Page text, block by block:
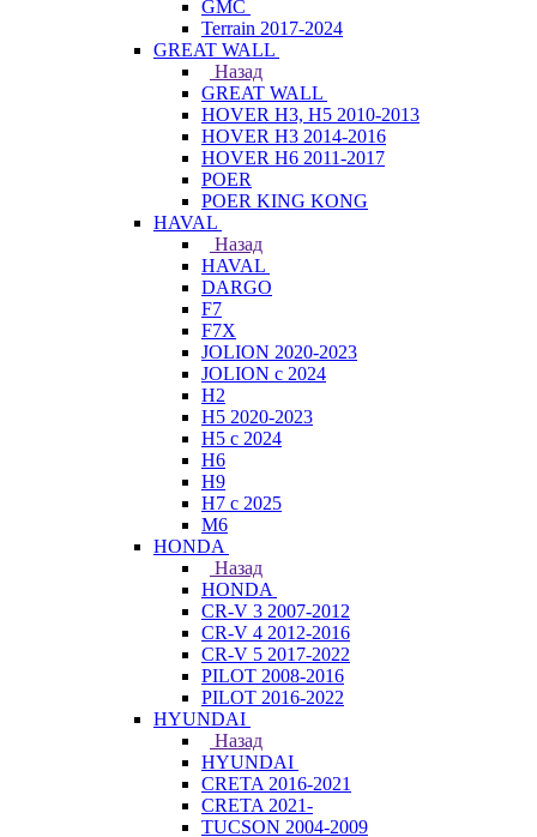
GMC
Terrain 2017-2024
GREAT WALL
Назад
GREAT WALL
HOVER H3, H5 2010-2013
HOVER H3 2014-2016
HOVER H6 2011-2017
POER
POER KING KONG
HAVAL
Назад
HAVAL
DARGO
F7
F7X
JOLION 2020-2023
JOLION с 2024
H2
H5 2020-2023
H5 с 2024
H6
H9
H7 с 2025
M6
HONDA
Назад
HONDA
CR-V 3 2007-2012
CR-V 4 2012-2016
CR-V 5 2017-2022
PILOT 2008-2016
PILOT 2016-2022
HYUNDAI
Назад
HYUNDAI
CRETA 2016-2021
CRETA 2021-
TUCSON 2004-2009